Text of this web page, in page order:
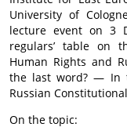
University of
lecture event on 3
regulars’ table on
Human Rights and
the last word? — In
Russian
On the topic: